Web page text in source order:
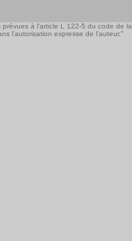
à l'article L 122-5 du code de la
l'autorisation expresse de l'auteur."